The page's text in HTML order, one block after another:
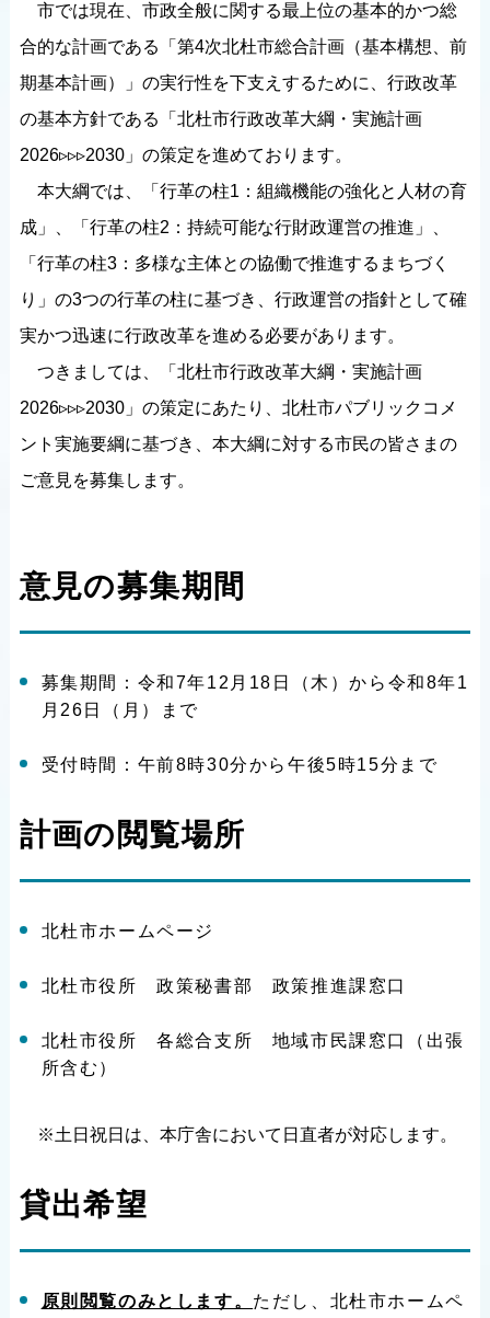
市では現在、市政全般に関する最上位の基本的かつ総
合的な計画である「第4次北杜市総合計画（基本構想、前
期基本計画）」の実行性を下支えするために、行政改革
の基本方針である「北杜市行政改革大綱・実施計画
2026▹▹▹2030」の策定を進めております。
本大綱では、「行革の柱1：組織機能の強化と人材の育
成」、「行革の柱2：持続可能な行財政運営の推進」、
「行革の柱3：多様な主体との協働で推進するまちづく
り」の3つの行革の柱に基づき、行政運営の指針として確
実かつ迅速に行政改革を進める必要があります。
つきましては、「北杜市行政改革大綱・実施計画
2026▹▹▹2030」の策定にあたり、北杜市パブリックコメ
ント実施要綱に基づき、本大綱に対する市民の皆さまの
ご意見を募集します。
意見の募集期間
募集期間：令和7年12月18日（木）から令和8年1
月26日（月）まで
受付時間：午前8時30分から午後5時15分まで
計画の閲覧場所
北杜市ホームページ
北杜市役所 政策秘書部 政策推進課窓口
北杜市役所 各総合支所 地域市民課窓口（出張
所含む）
※土日祝日は、本庁舎において日直者が対応します。
貸出希望
原則閲覧のみとします。 ただし、北杜市ホームペ